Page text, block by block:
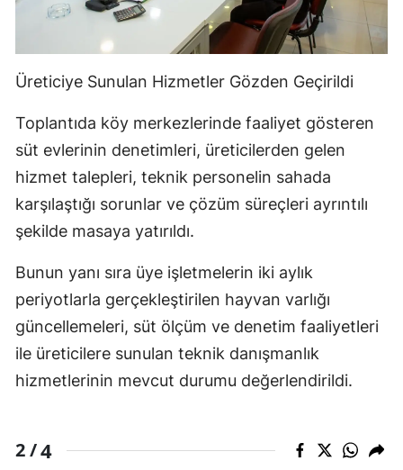
Üreticiye Sunulan Hizmetler Gözden Geçirildi
Toplantıda köy merkezlerinde faaliyet gösteren
süt evlerinin denetimleri, üreticilerden gelen
hizmet talepleri, teknik personelin sahada
karşılaştığı sorunlar ve çözüm süreçleri ayrıntılı
şekilde masaya yatırıldı.
Bunun yanı sıra üye işletmelerin iki aylık
periyotlarla gerçekleştirilen hayvan varlığı
güncellemeleri, süt ölçüm ve denetim faaliyetleri
ile üreticilere sunulan teknik danışmanlık
hizmetlerinin mevcut durumu değerlendirildi.
2 /4